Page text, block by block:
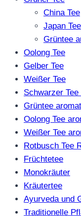
China Tee
Japan Tee
Grüntee
Oolong Tee
Gelber Tee
Weißer Tee
Schwarzer
Grüntee
Oolong Tee
Weißer Tee
Rotbusch Tee
Früchtetee
Monokräuter
Kräutertee
Ayurveda und
Traditionelle